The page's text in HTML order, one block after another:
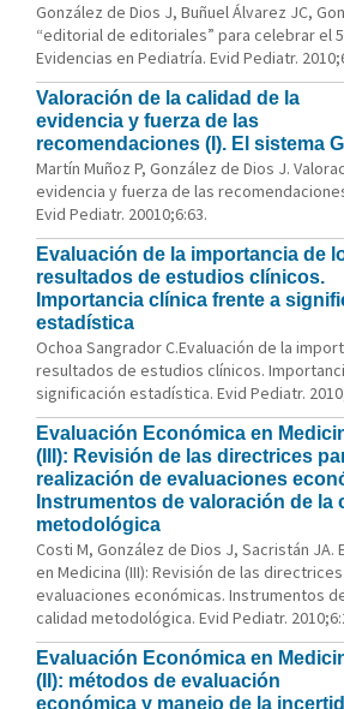
González de Dios J, Buñuel Álvarez JC,
“editorial de editoriales” para celebrar el
Evidencias en Pediatría. Evid Pediatr.
Valoración de la calidad de la
evidencia y fuerza de las
recomendaciones (I). El sistema
Martín Muñoz P, González de Dios J.
evidencia y fuerza de las recomendaciones
Evid Pediatr. 20010;6:63.
Evaluación de la importancia de
resultados de estudios clínicos.
Importancia clínica frente a
estadística
Ochoa Sangrador C.Evaluación de la
resultados de estudios clínicos.
significación estadística. Evid Pediatr.
Evaluación Económica en
(III): Revisión de las directrices
realización de evaluaciones
Instrumentos de valoración de la
metodológica
Costi M, González de Dios J, Sacristán JA.
en Medicina (III): Revisión de las
evaluaciones económicas. Instrumentos
calidad metodológica. Evid Pediatr.
Evaluación Económica en
(II): métodos de evaluación
económica y manejo de la